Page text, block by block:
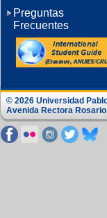
Preguntas
Frecuentes
© 2026 Universidad
Avenida Rectora